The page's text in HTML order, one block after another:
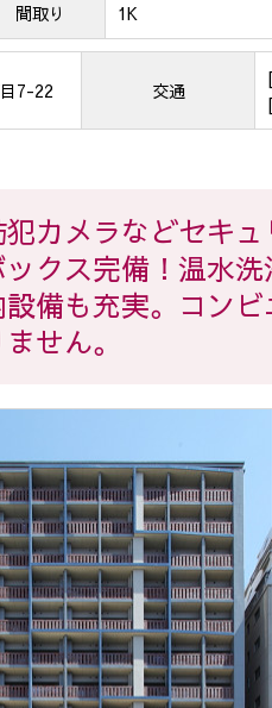
間取り 1K
7-22 交通
カメラなどセキ
クス完備！温水
備も充実。コン
せん。